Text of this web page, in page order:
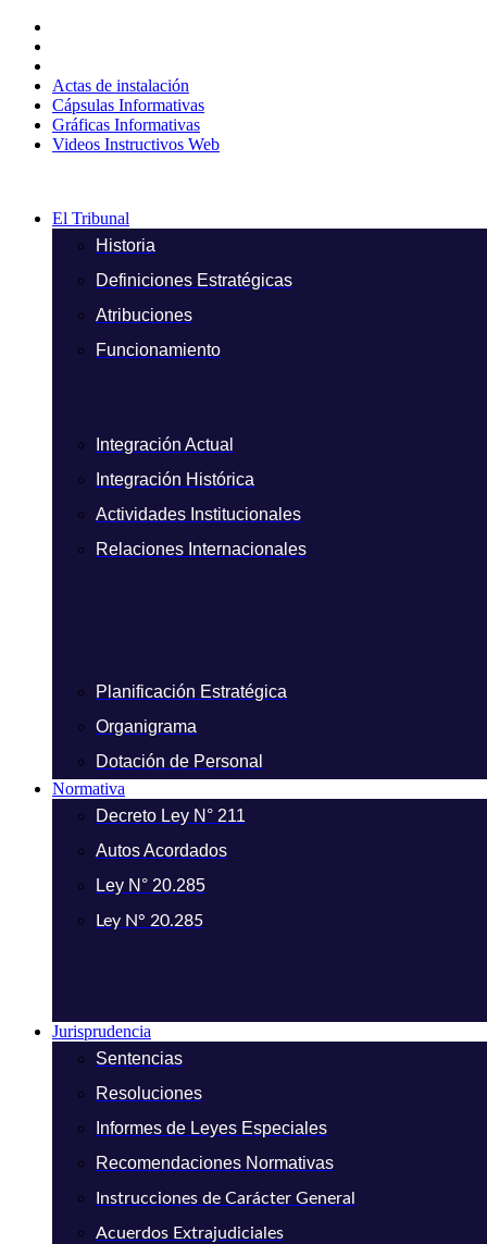
contenido
Actas de instalación
Cápsulas Informativas
Gráficas Informativas
Videos Instructivos Web
El Tribunal
Historia
Definiciones Estratégicas
Atribuciones
Funcionamiento
Integración Actual
Integración Histórica
Actividades Institucionales
Relaciones Internacionales
Planificación Estratégica
Organigrama
Dotación de Personal
Normativa
Decreto Ley N° 211
Autos Acordados
Ley N° 20.285
Ley N° 20.285
Jurisprudencia
Sentencias
Resoluciones
Informes de Leyes Especiales
Recomendaciones Normativas
Instrucciones de Carácter General
Acuerdos Extrajudiciales